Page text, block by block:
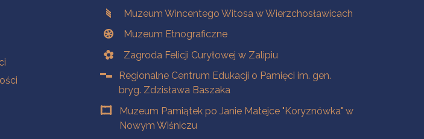
Muzeum Wincentego Witosa w Wierzchosławicach
Muzeum Etnograficzne
Zagroda Felicji Curyłowej w Zalipiu
Regionalne Centrum Edukacji o Pamięci im. gen.
bryg. Zdzisława Baszaka
Muzeum Pamiątek po Janie Matejce "Koryznówka" w
Nowym Wiśniczu